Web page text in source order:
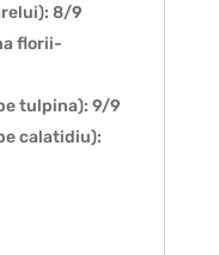
8/9
florii-
tulpina): 9/9
calatidiu):